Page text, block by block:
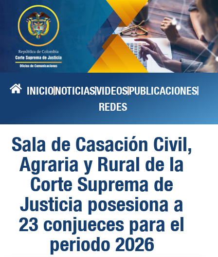
INICIONOTICIASVIDEOSPUBLICACIONES
REDES
Sala de Casación Civil,
Agraria y Rural de la
Corte Suprema de
Justicia posesiona a
23 conjueces para el
periodo 2026